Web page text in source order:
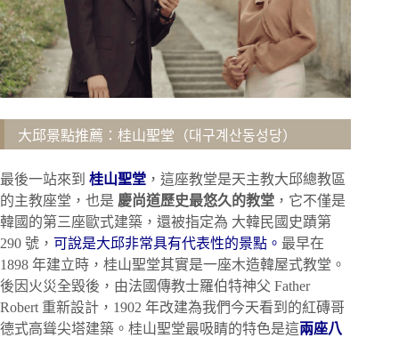
大邱景點推薦：桂山聖堂（대구계산동성당）
最後一站來到 桂山聖堂 ，這座教堂是天主教大邱總教區
的主教座堂，也是 慶尚道歷史最悠久的教堂 ，它不僅是
韓國的第三座歐式建築，還被指定為 大韓民國史蹟第
290 號， 可說是大邱非常具有代表性的景點。 最早在
1898 年建立時，桂山聖堂其實是一座木造韓屋式教堂。
後因火災全毀後，由法國傳教士羅伯特神父 Father
Robert 重新設計，1902 年改建為我們今天看到的紅磚哥
德式高聳尖塔建築。桂山聖堂最吸睛的特色是這兩座八